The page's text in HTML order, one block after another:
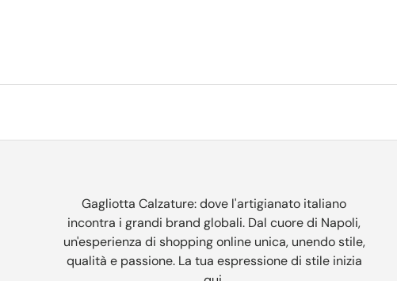
Gagliotta Calzature: dove l'artigianato italiano
incontra i grandi brand globali. Dal cuore di Napoli,
un'esperienza di shopping online unica, unendo stile,
qualità e passione. La tua espressione di stile inizia